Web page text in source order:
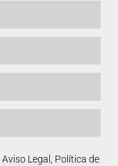
Aviso Legal, Política de